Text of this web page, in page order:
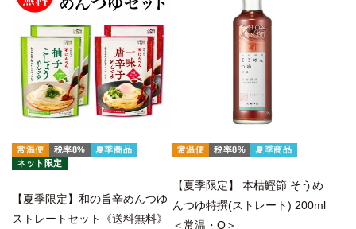
常温便 税率8%
夏季商品
ネット限定
【夏季限定】和の旨辛めんつゆ
ストレートセット《送料無料》
常温便 税率8% 夏季商品
【夏季限定】 本枯鰹節 そうめ
んつゆ特撰(ストレート) 200ml
＜常温・O＞